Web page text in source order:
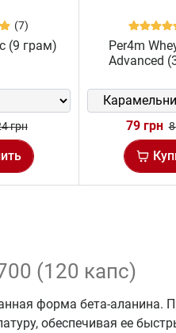
(7)
(9 грам)
грн
Per4m
Advanced
79 грн
(120 капс)
форма бета-аланина.
обеспечивая ее